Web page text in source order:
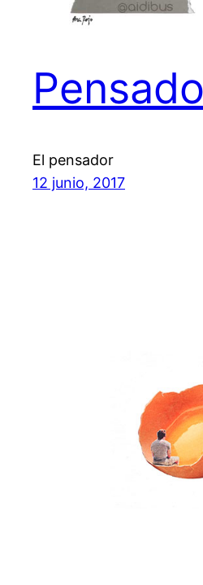
El pensador
12 junio, 2017